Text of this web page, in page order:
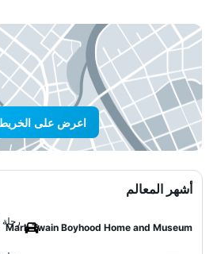
اعرض على
أشهر المعالم
Mark Twain Boyhood Home and Museum
رحلة